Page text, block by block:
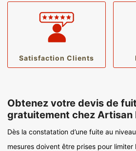
Satisfaction Clients
Obtenez votre devis de
gratuitement chez Artisan
Dès la constatation d’une fuite au
mesures doivent être prises pour limiter